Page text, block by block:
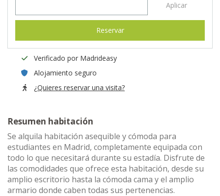
Aplicar
Reservar
Verificado por Madrideasy
Alojamiento seguro
¿Quieres reservar una visita?
Resumen habitación
Se alquila habitación asequible y cómoda para
estudiantes en Madrid, completamente equipada con
todo lo que necesitará durante su estadía. Disfrute de
las comodidades que ofrece esta habitación, desde su
amplio escritorio hasta la cómoda cama y el amplio
armario donde caben todas sus pertenencias.